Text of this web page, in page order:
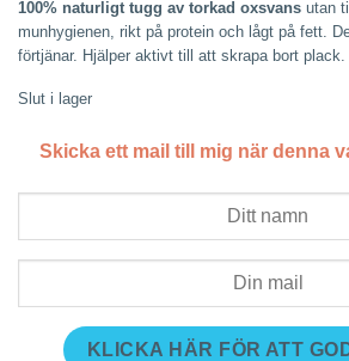
100% naturligt tugg av torkad oxsvans utan
munhygienen, rikt på protein och lågt på fett.
förtjänar. Hjälper aktivt till att skrapa bort plack.
Slut i lager
Skicka ett mail till mig när denna
KLICKA HÄR FÖR ATT